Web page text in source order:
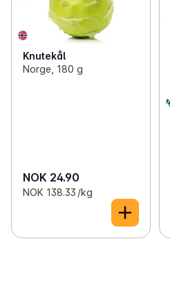
Knutekål
Norge, 180 g
NOK 24.90
NOK 138.33 /kg